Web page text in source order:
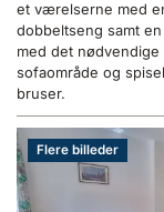
et værelserne med
dobbeltseng samt
med det
sofaområde og
bruser.
Flere billeder